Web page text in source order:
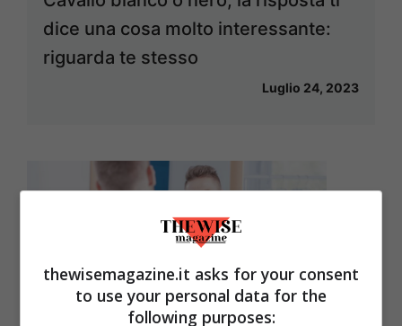
dice una cosa molto interessante:
riguarda te stesso
Luglio 24, 2023
thewisemagazine.it asks for your consent
to use your personal data for the
following purposes: